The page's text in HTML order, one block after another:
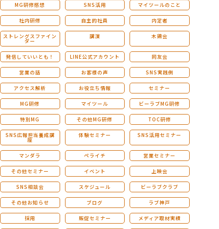
MG研修感想 SNS活用 マイツールのこと
社内研修 自主的社員 内定者
ストレングスファイン
ダー
講演 木鶏会
発信していいとも！ LINE公式アカウント 同友会
営業の話 お客様の声 SNS実践例
アクセス解析 お役立ち情報 セミナー
MG研修 マイツール ビーラブMG研修
特別MG その他MG研修 TOC研修
SNS広報担当養成講
座
体験セミナー SNS活用セミナー
マンダラ ペライチ 営業セミナー
その他セミナー イベント 上映会
SNS相談会 スケジュール ビーラブクラブ
その他お知らせ ブログ ラブ神戸
採用 販促セミナー メディア取材実績